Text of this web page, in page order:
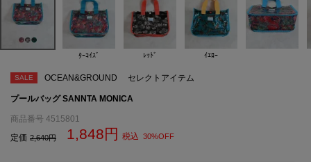
ﾀｰｺｲｽﾞ ﾚｯﾄﾞ ｲｴﾛｰ
SALE OCEAN&GROUND セレクトアイテム
プールバッグ SANNTA MONICA
商品番号 4515801
定価 2,640 1,848 税込 30%OFF